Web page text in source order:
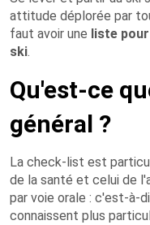
attitude déplorée par
faut avoir une liste
ski.
Qu'est-ce
général ?
La check-list est
de la santé et celui de
par voie orale : c'est-à-
connaissent plus